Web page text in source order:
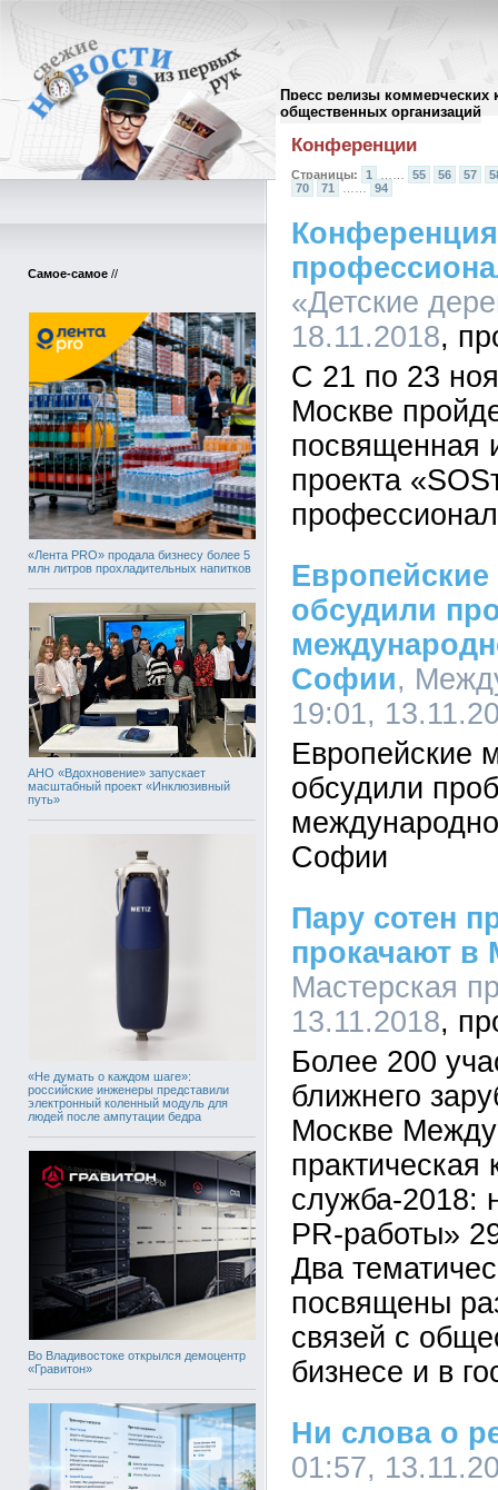
Пресс релизы коммерческих
общественных организаций
Самое-самое //
«Лента PRO» продала бизнесу более 5
млн литров прохладительных напитков
АНО «Вдохновение» запускает
масштабный проект «Инклюзивный
путь»
«Не думать о каждом шаге»:
российские инженеры представили
электронный коленный модуль для
людей после ампутации бедра
Во Владивостоке открылся демоцентр
«Гравитон»
Архив пресс-релизов//
Конференции
Страницы: 1 55 56 57
70
71 …… 94
«Детские
18.11.2018
С 21 по 23
Москве
посвященная
проекта
обсудили
Софии,
19:01,
Европейские
обсудили
Софии
Пару сотен
прокачают в
Мастерская
13.11.2018
Более 200
ближнего
Москве
служба-2018:
PR-работы»
Два
посвящены
связей с
бизнесе и в
Ни слова о
01:57,